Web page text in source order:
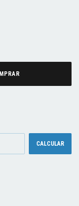
CALCULAR